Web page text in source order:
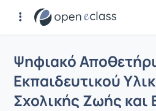
Μάθημα : Ψηφιακό
Ψηφιακό
Εκπαιδευτικού
Σχολικής Ζωής και